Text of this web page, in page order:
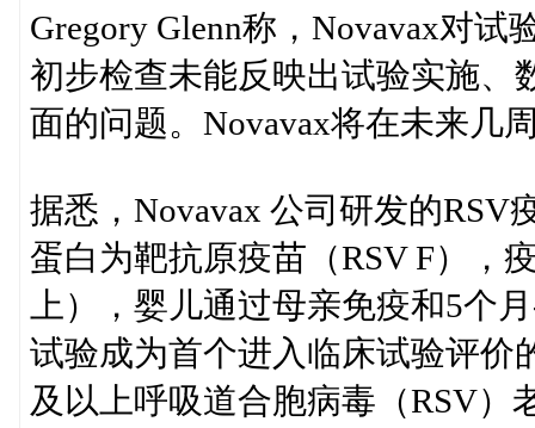
Gregory Glenn称，Novavax对
初步检查未能反映出试验实施、
面的问题。Novavax将在未来几
据悉，Novavax 公司研发的RSV
蛋白为靶抗原疫苗（RSV F），
上），婴儿通过母亲免疫和5个
试验成为首个进入临床试验评价
及以上呼吸道合胞病毒（RSV）